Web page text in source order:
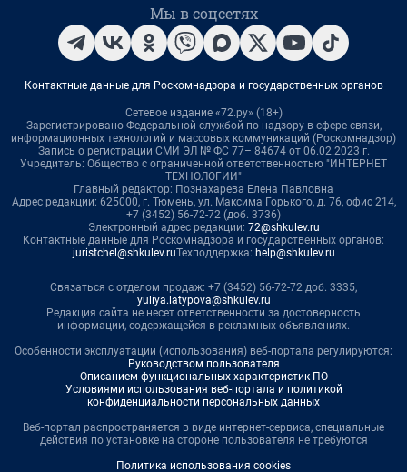
Мы в соцсетях
Контактные данные для Роскомнадзора и государственных органов
Сетевое издание «72.ру» (18+)
Зарегистрировано Федеральной службой по надзору в сфере связи,
информационных технологий и массовых коммуникаций (Роскомнадзор)
Запись о регистрации СМИ ЭЛ № ФС 77– 84674 от 06.02.2023 г.
Учредитель: Общество с ограниченной ответственностью "ИНТЕРНЕТ
ТЕХНОЛОГИИ"
Главный редактор: Познахарева Елена Павловна
Адрес редакции: 625000, г. Тюмень, ул. Максима Горького, д. 76, офис 214,
+7 (3452) 56-72-72 (доб. 3736)
Электронный адрес редакции: 72@shkulev.ru
Контактные данные для Роскомнадзора и государственных органов:
juristchel@shkulev.ruТехподдержка: help@shkulev.ru
Связаться с отделом продаж: +7 (3452) 56-72-72 доб. 3335,
yuliya.latypova@shkulev.ru
Редакция сайта не несет ответственности за достоверность
информации, содержащейся в рекламных объявлениях.
Особенности эксплуатации (использования) веб-портала регулируются:
Руководством пользователя
Описанием функциональных характеристик ПО
Условиями использования веб-портала и политикой
конфиденциальности персональных данных
Веб-портал распространяется в виде интернет-сервиса, специальные
действия по установке на стороне пользователя не требуются
Политика использования cookies